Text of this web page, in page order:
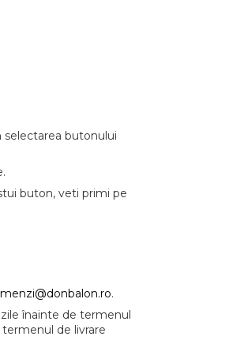
selectarea butonului
buton, veti primi pe
.
înainte de termenul
de livrare